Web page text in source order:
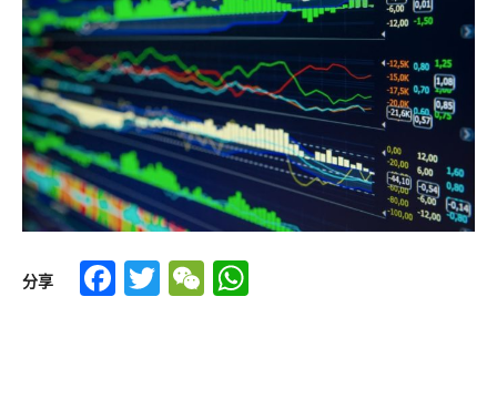
分享 Facebook
TwitterWeChat